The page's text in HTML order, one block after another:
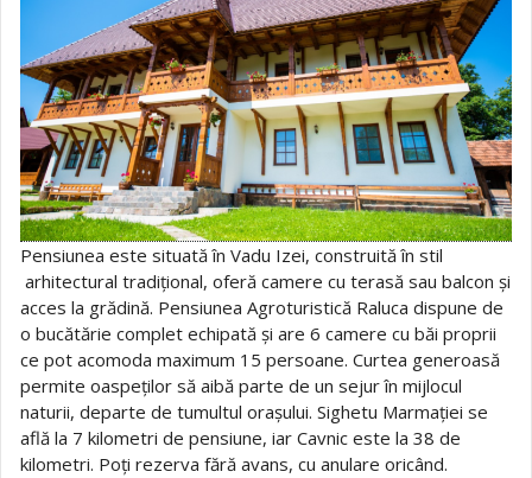
Pensiunea este situată în Vadu Izei, construită în stil
arhitectural tradițional, oferă camere cu terasă sau balcon și
acces la grădină. Pensiunea Agroturistică Raluca dispune de
o bucătărie complet echipată și are 6 camere cu băi proprii
ce pot acomoda maximum 15 persoane. Curtea generoasă
permite oaspeților să aibă parte de un sejur în mijlocul
naturii, departe de tumultul orașului. Sighetu Marmației se
află la 7 kilometri de pensiune, iar Cavnic este la 38 de
kilometri. Poți rezerva fără avans, cu anulare oricând.